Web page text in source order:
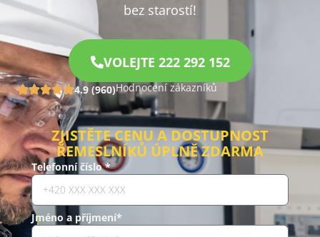
bez starostí!
VOLEJTE 222 292 152
4.9 (960)Hodnocení zákazníků
ZJISTĚTE CENU A DOSTUPNOST
ŘEMESLNÍKŮ ÚPLNĚ ZDARMA
Telefonní číslo *
Jméno a příjmení*